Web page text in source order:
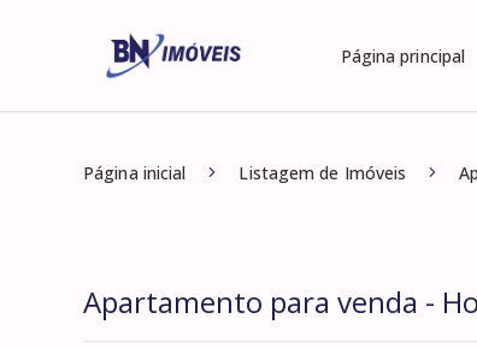
Página principal
Página inicial Listagem de Imóveis
Apartamento para venda -